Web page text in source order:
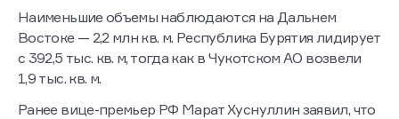
Наименьшие объемы наблюдаются на Дальнем
Востоке — 2,2 млн кв. м. Республика Бурятия лидирует
с 392,5 тыс. кв. м, тогда как в Чукотском АО возвели
1,9 тыс. кв. м.
Ранее вице-премьер РФ Марат Хуснуллин заявил, что